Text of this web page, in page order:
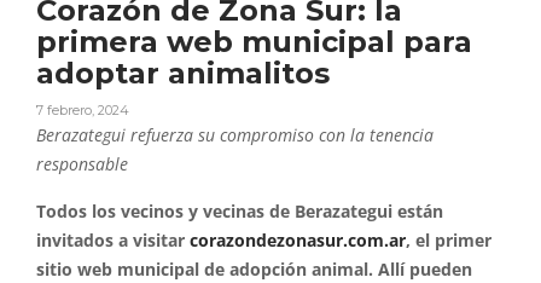
Corazón de Zona Sur: la
primera web municipal para
adoptar animalitos
7 febrero, 2024
Berazategui refuerza su compromiso con la tenencia
responsable
Todos los vecinos y vecinas de Berazategui están
invitados a visitar corazondezonasur.com.ar, el primer
sitio web municipal de adopción animal. Allí pueden